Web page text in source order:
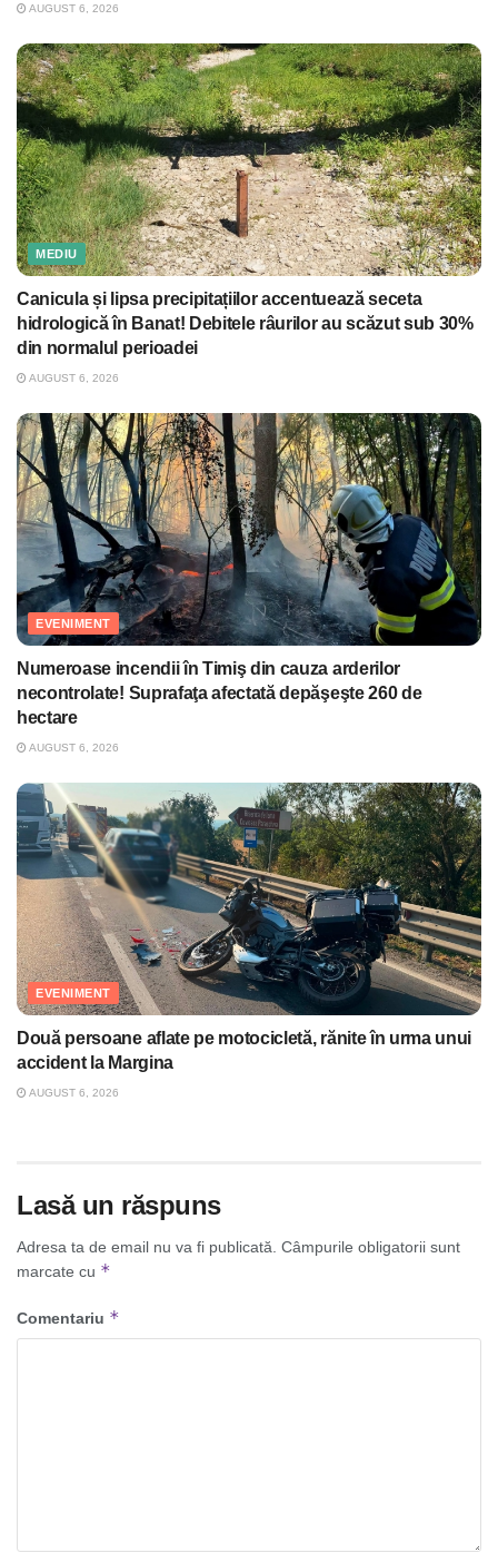
AUGUST 6, 2026
MEDIU
Canicula și lipsa precipitațiilor accentuează seceta
hidrologică în Banat! Debitele râurilor au scăzut sub 30%
din normalul perioadei
AUGUST 6, 2026
EVENIMENT
Numeroase incendii în Timiş din cauza arderilor
necontrolate! Suprafaţa afectată depăşeşte 260 de
hectare
AUGUST 6, 2026
EVENIMENT
Două persoane aflate pe motocicletă, rănite în urma unui
accident la Margina
AUGUST 6, 2026
Lasă un răspuns
Adresa ta de email nu va fi publicată. Câmpurile obligatorii sunt
marcate cu *
Comentariu *